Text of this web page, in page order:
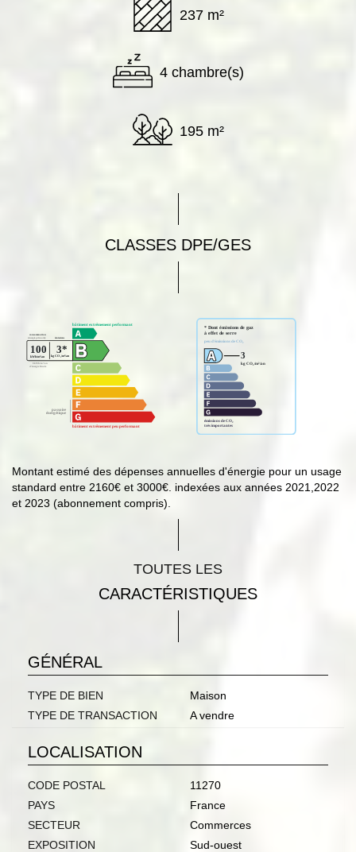
237 m²
4 chambre(s)
195 m²
CLASSES DPE/GES
Montant estimé des dépenses annuelles d'énergie pour un usage
standard entre 2160€ et 3000€. indexées aux années 2021,2022
et 2023 (abonnement compris).
TOUTES LES
CARACTÉRISTIQUES
GÉNÉRAL
TYPE DE BIEN
Maison
TYPE DE TRANSACTION
A vendre
LOCALISATION
CODE POSTAL
11270
PAYS
France
SECTEUR
Commerces
EXPOSITION
Sud-ouest